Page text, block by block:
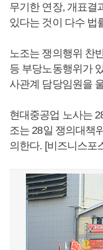
무기한 연장, 개표결
있다는 것이 다수 법
노조는 쟁의행위 찬
등 부당노동행위가
사관계 담당임원을
현대중공업 노사는
조는 28일 쟁의대책
의한다. [비즈니스포